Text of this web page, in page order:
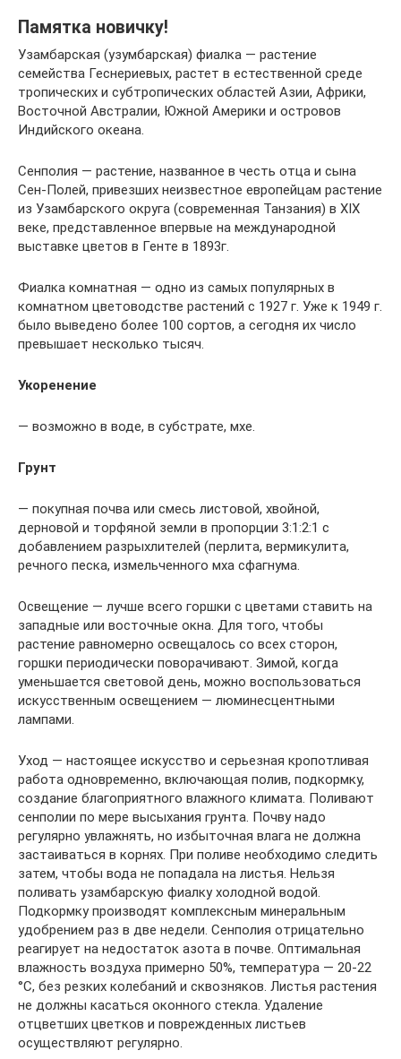
Памятка новичку!
Узамбарская (узумбарская) фиалка — растение
семейства Геснериевых, растет в естественной среде
тропических и субтропических областей Азии, Африки,
Восточной Австралии, Южной Америки и островов
Индийского океана.
Сенполия — растение, названное в честь отца и сына
Сен-Полей, привезших неизвестное европейцам растение
из Узамбарского округа (современная Танзания) в XIX
веке, представленное впервые на международной
выставке цветов в Генте в 1893г.
Фиалка комнатная — одно из самых популярных в
комнатном цветоводстве растений с 1927 г. Уже к 1949 г.
было выведено более 100 сортов, а сегодня их число
превышает несколько тысяч.
Укоренение
— возможно в воде, в субстрате, мхе.
Грунт
— покупная почва или смесь листовой, хвойной,
дерновой и торфяной земли в пропорции 3:1:2:1 с
добавлением разрыхлителей (перлита, вермикулита,
речного песка, измельченного мха сфагнума.
Освещение — лучше всего горшки с цветами ставить на
западные или восточные окна. Для того, чтобы
растение равномерно освещалось со всех сторон,
горшки периодически поворачивают. Зимой, когда
уменьшается световой день, можно воспользоваться
искусственным освещением — люминесцентными
лампами.
Уход — настоящее искусство и серьезная кропотливая
работа одновременно, включающая полив, подкормку,
создание благоприятного влажного климата. Поливают
сенполии по мере высыхания грунта. Почву надо
регулярно увлажнять, но избыточная влага не должна
застаиваться в корнях. При поливе необходимо следить
затем, чтобы вода не попадала на листья. Нельзя
поливать узамбарскую фиалку холодной водой.
Подкормку производят комплексным минеральным
удобрением раз в две недели. Сенполия отрицательно
реагирует на недостаток азота в почве. Оптимальная
влажность воздуха примерно 50%, температура — 20-22
°С, без резких колебаний и сквозняков. Листья растения
не должны касаться оконного стекла. Удаление
отцветших цветков и поврежденных листьев
осуществляют регулярно.